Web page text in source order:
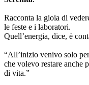
Racconta la gioia di
le feste e i laboratori.
Quell’energia, dice, è
“All’inizio venivo solo
che volevo restare anche
di vita.”